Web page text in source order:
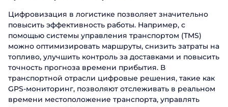
Цифровизация в логистике позволяет значительно
повысить эффективность работы. Например, с
помощью системы управления транспортом (TMS)
можно оптимизировать маршруты, снизить затраты на
топливо, улучшить контроль за доставками и повысить
точность прогноза времени прибытия. В
транспортной отрасли цифровые решения, такие как
GPS-мониторинг, позволяют отслеживать в реальном
времени местоположение транспорта, управлять